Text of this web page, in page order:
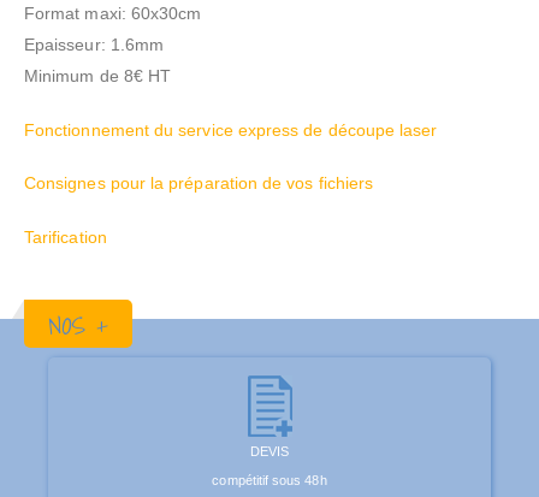
Format maxi: 60x30cm
Epaisseur: 1.6mm
Minimum de 8€ HT
Fonctionnement du service express de découpe laser
Consignes pour la préparation de vos fichiers
Tarification
NOS +
DEVIS
compétitif sous 48h